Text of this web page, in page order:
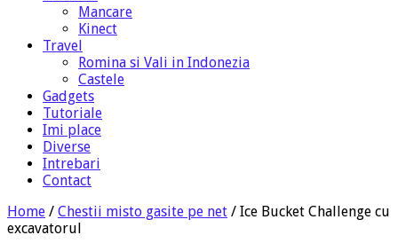
Mancare
Kinect
Travel
Romina si Vali in Indonezia
Castele
Gadgets
Tutoriale
Imi place
Diverse
Intrebari
Contact
Home / Chestii misto gasite pe net / Ice Bucket Challenge cu
excavatorul